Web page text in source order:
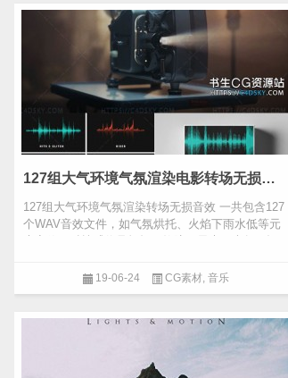
127组大气环境气氛渲染电影转场无损音效
127组大气环境气氛渲染转场无损音效 一共包含127
个WAV音效文件，如气氛烘托、火焰下雨水低等元
19-06-24 CG素材, 音乐